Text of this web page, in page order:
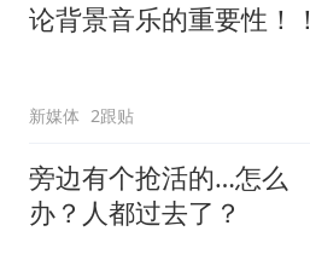
论背景音乐的重要性！！
新媒体 2跟贴
旁边有个抢活的…怎么
办？人都过去了？